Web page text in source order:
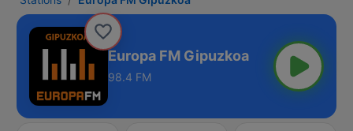
Europa FM Gipuzkoa
98.4 FM